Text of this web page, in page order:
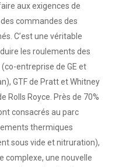
aux exigences de
commandes des
C’est une véritable
les roulements des
entreprise de GE et
GTF de Pratt et Whitney
Rolls Royce. Près de 70%
consacrés au parc
thermiques
sous vide et nitruration),
complexe, une nouvelle